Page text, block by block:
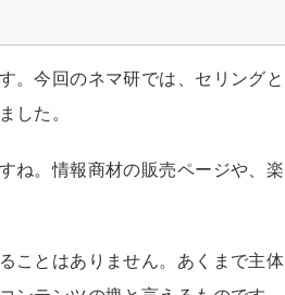
。今回のネマ研では、セリングと
した。
ね。情報商材の販売ページや、楽
ことはありません。あくまで主体